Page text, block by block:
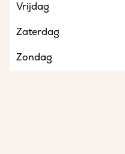
Vrijdag
Zaterdag
Zondag